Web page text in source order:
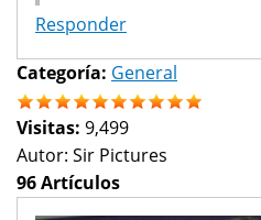
Responder
Categoría: General
Visitas: 9,499
Autor: Sir Pictures
96 Artículos